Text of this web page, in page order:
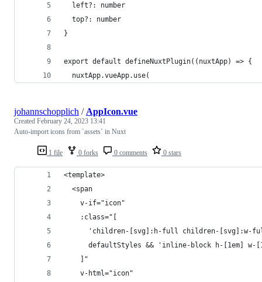
  left?: number
  top?: number
}
export default defineNuxtPlugin((nuxtApp) => {
  nuxtApp.vueApp.use(
1 file 0 forks 0 comments 0 stars
johannschopplich / AppIcon.vue
Created February 24, 2023 13:41
Auto-import icons from `assets` in Nuxt
<template>
  <span
    v-if="icon"
    :class="[
'children-[svg]:h-full children-[svg]:w-
defaultStyles && 'inline-block h-[1em] w-
    ]"
    v-html="icon"